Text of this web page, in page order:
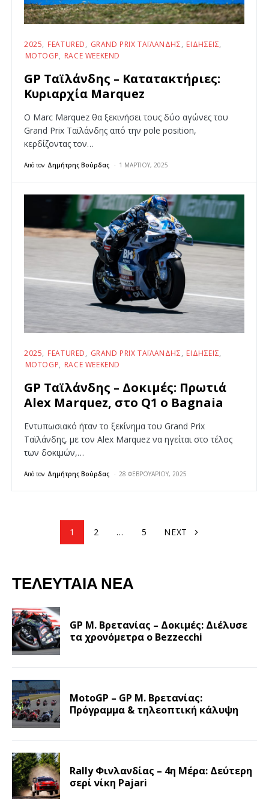
2025 FEATURED GRAND PRIX ΤΑΪΛΆΝΔΗΣ
ΕΙΔΉΣΕΙΣ
MOTOGP
RACE WEEKEND
GP Ταϊλάνδης – Κατατακτήριες:
Κυριαρχία Marquez
Ο Marc Marquez θα ξεκινήσει τους δύο αγώνες του
Grand Prix Ταϊλάνδης από την pole position,
κερδίζοντας τον…
Από τον Δημήτρης Βούρδας 1 ΜΑΡΤΊΟΥ, 2025
2025 FEATURED GRAND PRIX ΤΑΪΛΆΝΔΗΣ
ΕΙΔΉΣΕΙΣ
MOTOGP
RACE WEEKEND
GP Ταϊλάνδης – Δοκιμές: Πρωτιά
Alex Marquez, στο Q1 o Bagnaia
Εντυπωσιακό ήταν το ξεκίνημα του Grand Prix
Ταϊλάνδης, με τον Alex Marquez να ηγείται στο τέλος
των δοκιμών,…
Από τον Δημήτρης Βούρδας 28 ΦΕΒΡΟΥΑΡΊΟΥ, 2025
1 2 … 5 NEXT
ΤΕΛΕΥΤΑΊΑ ΝΈΑ
GP Μ. Βρετανίας – Δοκιμές: Διέλυσε
τα χρονόμετρα ο Bezzecchi
MotoGP – GP Μ. Βρετανίας:
Πρόγραμμα & τηλεοπτική κάλυψη
Rally Φινλανδίας – 4η Μέρα: Δεύτερη
σερί νίκη Pajari